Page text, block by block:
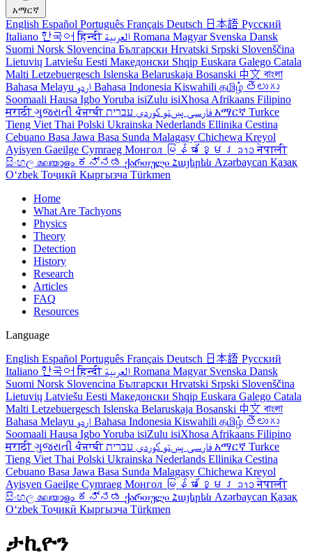
አማርኛ
English Español Português Français Deutsch 日本語 Русский
Italiano 한국어हिन्दी Romana Magyar Svenska Dansk
Suomi Norsk Slovencina Български Hrvatski Srpski Slovenščina
Lietuvių Latviešu Eesti Македонски Shqip Euskara Galego Catala
Malti Letzebuergesch Islenska Belaruskaja Bosanski 中文বাংলা
Bahasa Melayu
Bahasa Indonesia Kiswahili தமிழ் తెలుగు
Soomaali Hausa IgboYoruba isiZulu isiXhosa Afrikaans Filipino
मराठीગુજરાતી ਪੰਜਾਬੀ فارسی پښتو کوردی አማርኛ Turkce
Tieng Viet Thai Polski Ukrainska Nederlands Ellinika Cestina
Cebuano Basa Jawa Basa Sunda Malagasy Chichewa Kreyol
Ayisyen Gaeilge Cymraeg Монгол မြန်မာ ខ្មែរ ລາວनेपाली
සිංහල മലയാളം ಕನ್ನಡ ქართული Հայերեն Azərbaycan Қазақ
Oʻzbek Тоҷикӣ Кыргызча Türkmen
Home
What Are Tachyons
Physics
Theory
Detection
History
Research
Articles
FAQ
Resources
Language
English Español Português Français Deutsch 日本語 Русский
Italiano 한국어हिन्दी Romana Magyar Svenska Dansk
Suomi Norsk Slovencina Български Hrvatski Srpski Slovenščina
Lietuvių Latviešu Eesti Македонски Shqip Euskara Galego Catala
Malti Letzebuergesch Islenska Belaruskaja Bosanski 中文বাংলা
Bahasa Melayu
Bahasa Indonesia Kiswahili தமிழ் తెలుగు
Soomaali Hausa IgboYoruba isiZulu isiXhosa Afrikaans Filipino
मराठीગુજરાતી ਪੰਜਾਬੀ فارسی پښتو کوردی አማርኛ Turkce
Tieng Viet Thai Polski Ukrainska Nederlands Ellinika Cestina
Cebuano Basa Jawa Basa Sunda Malagasy Chichewa Kreyol
Ayisyen Gaeilge Cymraeg Монгол မြန်မာ ខ្មែរ ລາວनेपाली
සිංහල മലയാളം ಕನ್ನಡ ქართული Հայերեն Azərbaycan Қазақ
Oʻzbek Тоҷикӣ Кыргызча Türkmen
ታኪዮን